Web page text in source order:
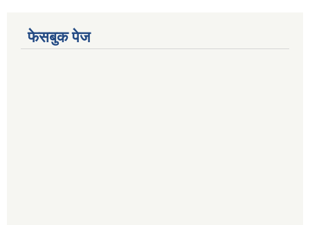
फेसबुक पेज